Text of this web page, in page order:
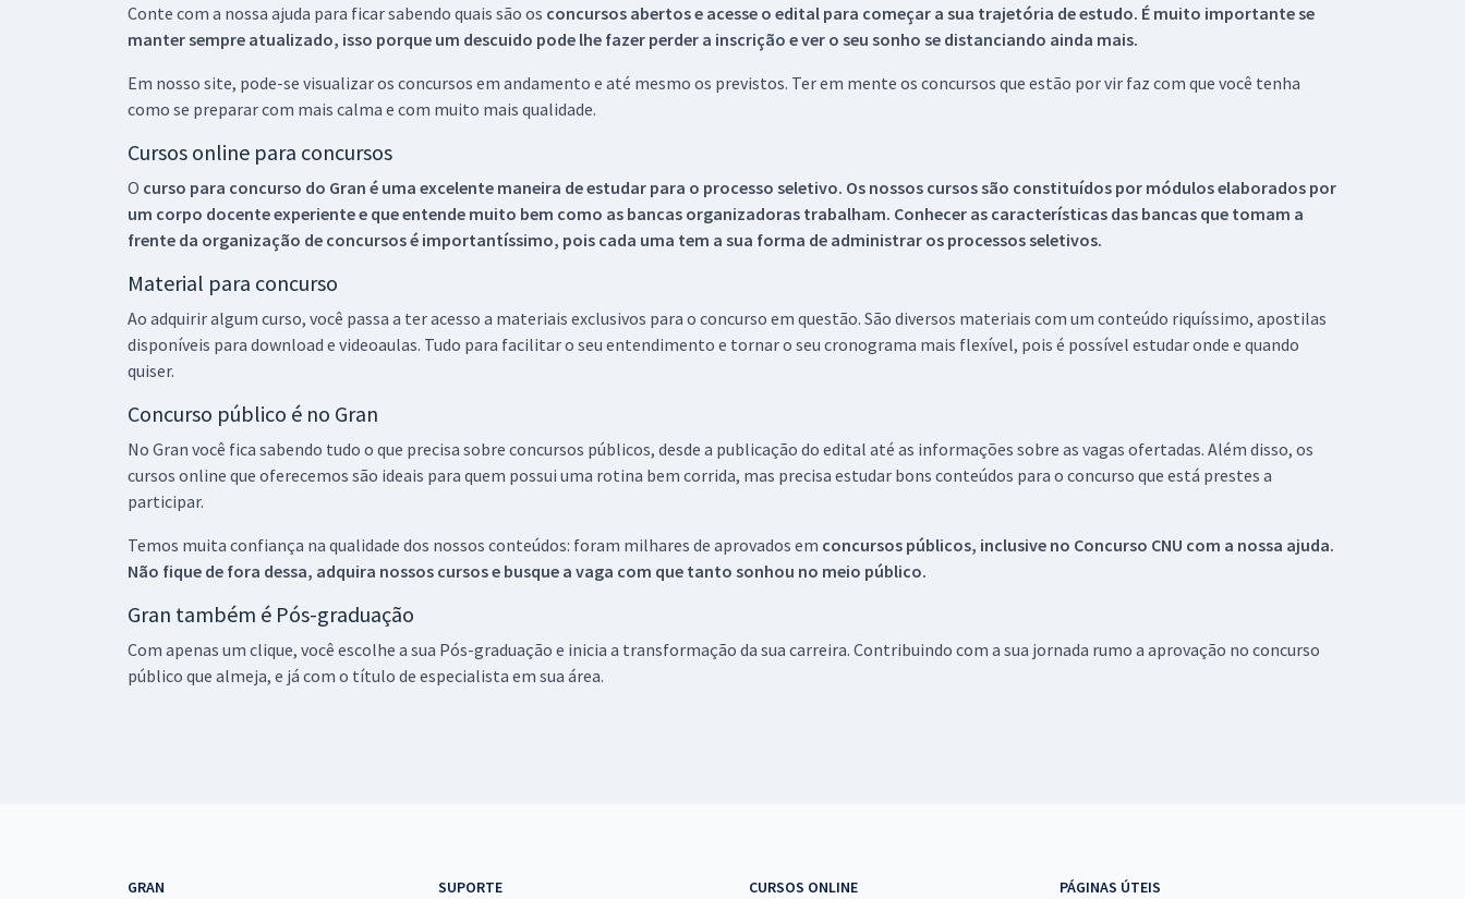
Conte com a nossa ajuda para ficar sabendo quais são os concursos abertos e acesse o edital para começar a sua trajetória de estudo. É muito importante se
manter sempre atualizado, isso porque um descuido pode lhe fazer perder a inscrição e ver o seu sonho se distanciando ainda mais.
Em nosso site, pode-se visualizar os concursos em andamento e até mesmo os previstos. Ter em mente os concursos que estão por vir faz com que você tenha
como se preparar com mais calma e com muito mais qualidade.
Cursos online para concursos
O curso para concurso do Gran é uma excelente maneira de estudar para o processo seletivo. Os nossos cursos são constituídos por módulos elaborados por
um corpo docente experiente e que entende muito bem como as bancas organizadoras trabalham. Conhecer as características das bancas que tomam a
frente da organização de concursos é importantíssimo, pois cada uma tem a sua forma de administrar os processos seletivos.
Material para concurso
Ao adquirir algum curso, você passa a ter acesso a materiais exclusivos para o concurso em questão. São diversos materiais com um conteúdo riquíssimo, apostilas
disponíveis para download e videoaulas. Tudo para facilitar o seu entendimento e tornar o seu cronograma mais flexível, pois é possível estudar onde e quando
quiser.
Concurso público é no Gran
No Gran você fica sabendo tudo o que precisa sobre concursos públicos, desde a publicação do edital até as informações sobre as vagas ofertadas. Além disso, os
cursos online que oferecemos são ideais para quem possui uma rotina bem corrida, mas precisa estudar bons conteúdos para o concurso que está prestes a
participar.
Temos muita confiança na qualidade dos nossos conteúdos: foram milhares de aprovados em concursos públicos, inclusive no Concurso CNU com a nossa ajuda.
Não fique de fora dessa, adquira nossos cursos e busque a vaga com que tanto sonhou no meio público.
Gran também é Pós-graduação
Com apenas um clique, você escolhe a sua Pós-graduação e inicia a transformação da sua carreira. Contribuindo com a sua jornada rumo a aprovação no concurso
público que almeja, e já com o título de especialista em sua área.
GRAN SUPORTE CURSOS ONLINE PÁGINAS ÚTEIS